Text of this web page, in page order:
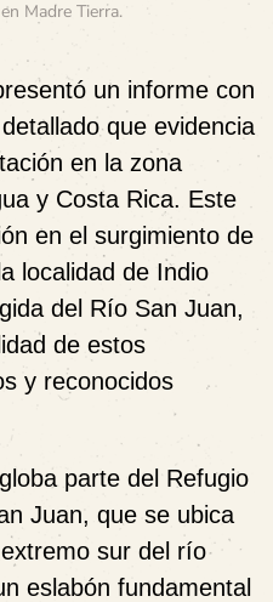
Madre Tierra.
un informe con
que evidencia
en la zona
y Costa Rica. Este
en el surgimiento de
localidad de Indio
del Río San Juan,
de estos
y reconocidos
parte del Refugio
Juan, que se ubica
sur del río
eslabón fundamental